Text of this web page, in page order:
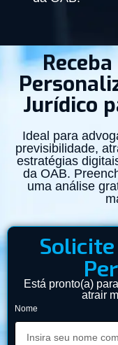
Jurídico
Ideal para
previsibilidade,
estratégias
da OAB.
uma análise
Está pronto(a)
atrair
Nome